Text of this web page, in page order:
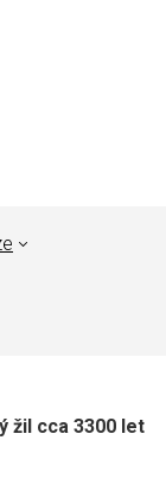
žil cca 3300 let